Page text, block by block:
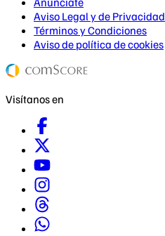
Aviso Legal y de Privacidad
Términos y Condiciones
Aviso de política de cookies
Visítanos en